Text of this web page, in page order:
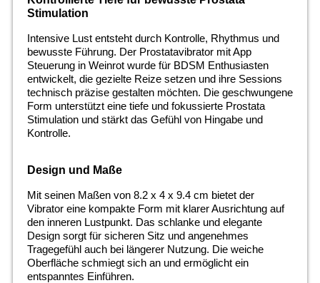
Stimulation
Intensive Lust entsteht durch Kontrolle, Rhythmus und
bewusste Führung. Der Prostatavibrator mit App
Steuerung in Weinrot wurde für BDSM Enthusiasten
entwickelt, die gezielte Reize setzen und ihre Sessions
technisch präzise gestalten möchten. Die geschwungene
Form unterstützt eine tiefe und fokussierte Prostata
Stimulation und stärkt das Gefühl von Hingabe und
Kontrolle.
Design und Maße
Mit seinen Maßen von 8.2 x 4 x 9.4 cm bietet der
Vibrator eine kompakte Form mit klarer Ausrichtung auf
den inneren Lustpunkt. Das schlanke und elegante
Design sorgt für sicheren Sitz und angenehmes
Tragegefühl auch bei längerer Nutzung. Die weiche
Oberfläche schmiegt sich an und ermöglicht ein
entspanntes Einführen.